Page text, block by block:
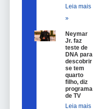
Leia mais
»
Neymar
Jr. faz
teste de
DNA para
descobrir
se tem
quarto
filho, diz
programa
de TV
Leia mais